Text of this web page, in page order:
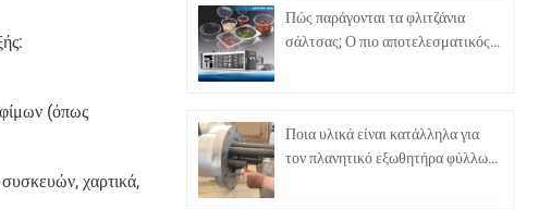
(όπως
χαρτικά,
Πώς παράγονται τα φλιτζάνια
σάλτσας; Ο πιο αποτελεσματικός
Ποια υλικά είναι κατάλληλα για
τον πλανητικό εξωθητήρα φύλλων